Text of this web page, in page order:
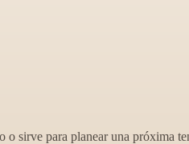
o sirve para planear una próxima